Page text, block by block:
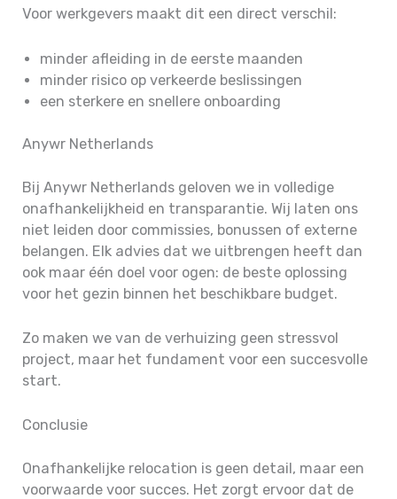
Voor werkgevers maakt dit een direct verschil:
minder afleiding in de eerste maanden
minder risico op verkeerde beslissingen
een sterkere en snellere onboarding
Anywr Netherlands
Bij Anywr Netherlands geloven we in volledige
onafhankelijkheid en transparantie. Wij laten ons
niet leiden door commissies, bonussen of externe
belangen. Elk advies dat we uitbrengen heeft dan
ook maar één doel voor ogen: de beste oplossing
voor het gezin binnen het beschikbare budget.
Zo maken we van de verhuizing geen stressvol
project, maar het fundament voor een succesvolle
start.
Conclusie
Onafhankelijke relocation is geen detail, maar een
voorwaarde voor succes. Het zorgt ervoor dat de